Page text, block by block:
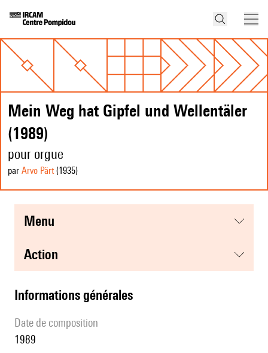
Mein Weg hat Gipfel und Wellentäler
(1989)
pour orgue
par Arvo Pärt(1935)
menu
action
informations générales
date de composition
1989